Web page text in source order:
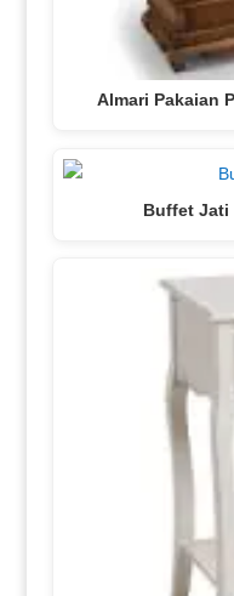
Almari Pakaian
Buffet Jati